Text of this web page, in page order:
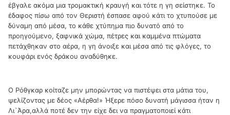
έβγαλε ακόμα μια τρομακτική κραυγή και τότε η γη σείστηκε. Το
έδαφος πίσω από τον Θεριστή έσπασε αφού κάτι το χτυπούσε με
δύναμη από μέσα, το κάθε χτύπημα πιο δυνατό από το
προηγούμενο, ξαφνικά χώμα, πέτρες και καμμένα πτώματα
πετάχθηκαν στο αέρα, η γη άνοιξε και μέσα από τις φλόγες, το
κουφάρι ενός δράκου αναδύθηκε.
Ο Ρόθγκαρ κοίταζε μην μπορώντας να πιστέψει στα μάτια του,
ψελίζοντας με δέος «Αέρθα!» Ήξερε πόσο δυνατή μάγισσα ήταν η
Λι`Άρα,αλλά ποτέ δεν την είχε δει να πραγματοποιεί κάτι